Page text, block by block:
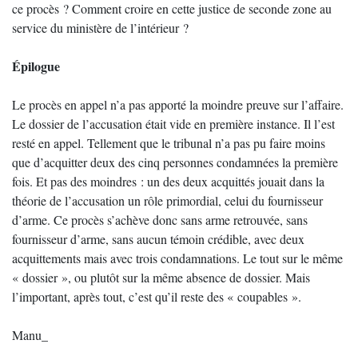
ce procès ? Comment croire en cette justice de seconde zone au
service du ministère de l’intérieur ?
Épilogue
Le procès en appel n’a pas apporté la moindre preuve sur l’affaire.
Le dossier de l’accusation était vide en première instance. Il l’est
resté en appel. Tellement que le tribunal n’a pas pu faire moins
que d’acquitter deux des cinq personnes condamnées la première
fois. Et pas des moindres : un des deux acquittés jouait dans la
théorie de l’accusation un rôle primordial, celui du fournisseur
d’arme. Ce procès s’achève donc sans arme retrouvée, sans
fournisseur d’arme, sans aucun témoin crédible, avec deux
acquittements mais avec trois condamnations. Le tout sur le même
« dossier », ou plutôt sur la même absence de dossier. Mais
l’important, après tout, c’est qu’il reste des « coupables ».
Manu_